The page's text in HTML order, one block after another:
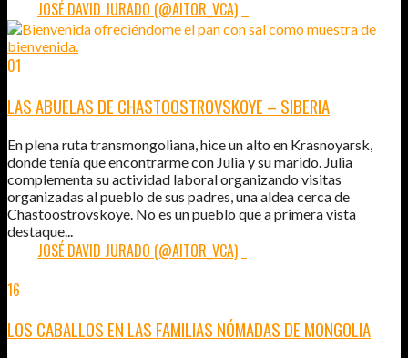
JOSÉ DAVID JURADO (@AITOR_VCA)
01
LAS ABUELAS DE CHASTOOSTROVSKOYE – SIBERIA
En plena ruta transmongoliana, hice un alto en Krasnoyarsk,
donde tenía que encontrarme con Julia y su marido. Julia
complementa su actividad laboral organizando visitas
organizadas al pueblo de sus padres, una aldea cerca de
Chastoostrovskoye. No es un pueblo que a primera vista
destaque...
JOSÉ DAVID JURADO (@AITOR_VCA)
16
LOS CABALLOS EN LAS FAMILIAS NÓMADAS DE MONGOLIA